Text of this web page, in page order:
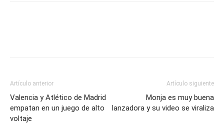
Artículo anterior
Valencia y Atlético de Madrid
empatan en un juego de alto
voltaje
Artículo siguiente
Monja es muy buena
lanzadora y su video se viraliza